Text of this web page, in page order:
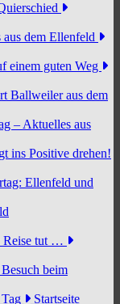
dem Ellenfeld
einem guten Weg
Ballweiler aus dem
– Aktuelles aus
ins Positive drehen!
Ellenfeld und
Reise tut …
beim
Startseite